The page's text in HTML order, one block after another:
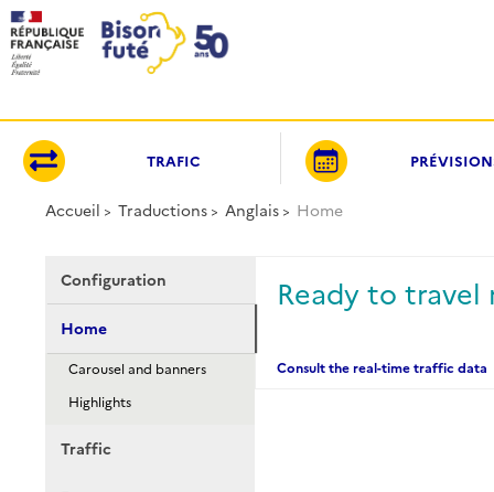
TRAFIC
Accueil Traductions Anglais Home
Configuration
Home
Carousel and banners
Highlights
Traffic
Ready to travel
Consult the real-time traffic data
Panneau de gestion des cookies